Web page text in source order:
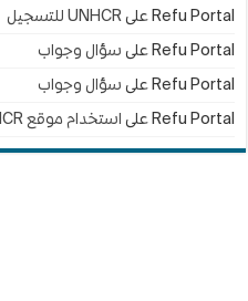
Refu Portal علىUNHCR للتسجيل
Refu Portal على سؤال وجواب
Refu Portal على سؤال وجواب
Refu Portal على استخدام موقع UNHCR